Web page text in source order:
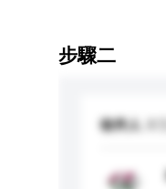
步驟二
收件人